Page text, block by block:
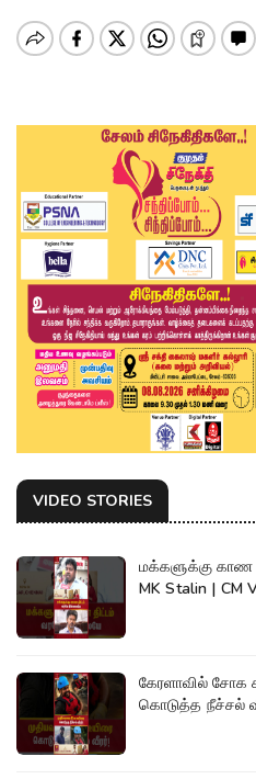
VIDEO STORIES
மக்களுக்கு காண
MK Stalin | CM
கேரளாவில் சோக
கொடுத்த நீச்சல்